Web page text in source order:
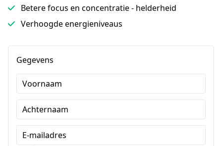
Betere focus en concentratie - helderheid
Verhoogde energieniveaus
Gegevens
Voornaam
Achternaam
E-mailadres